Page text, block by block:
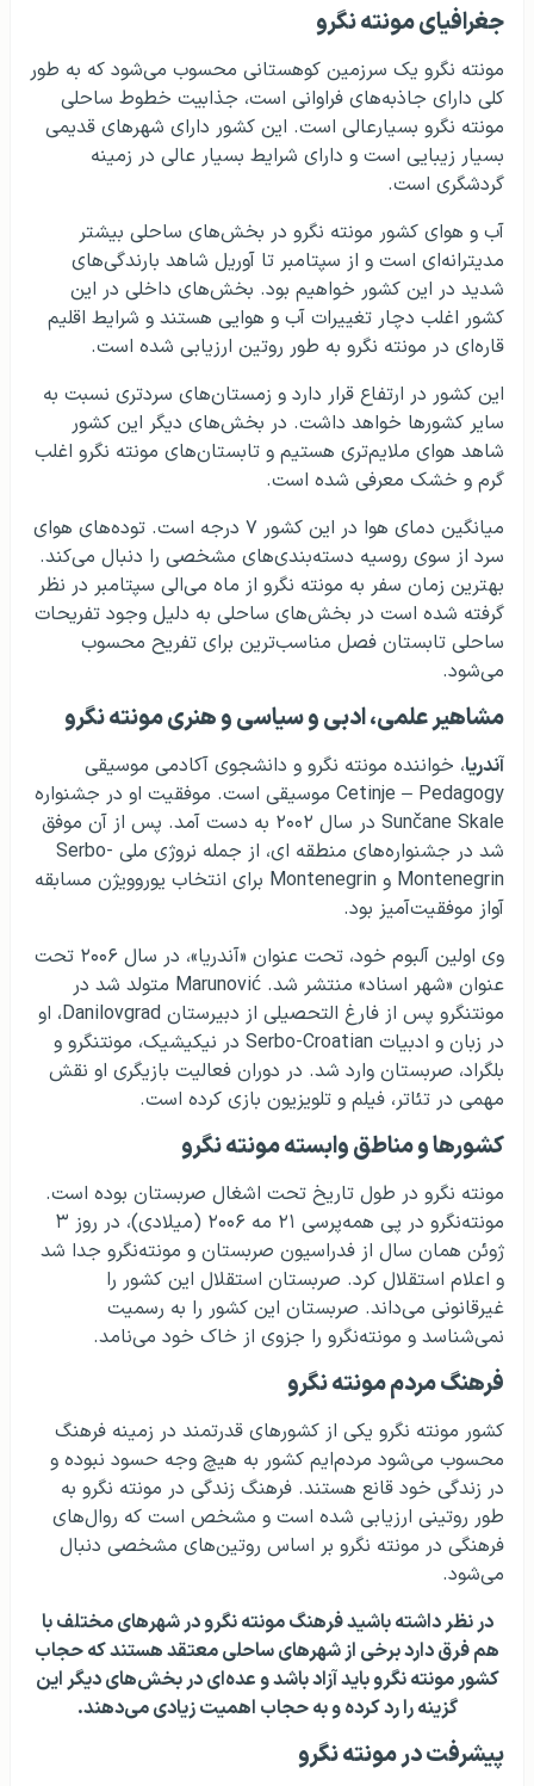
جغرافیای مونته نگرو
مونته نگرو یک سرزمین کوهستانی محسوب می‌شود که به طور
کلی دارای جاذبه‌های فراوانی است، جذابیت خطوط ساحلی
مونته نگرو بسیارعالی است. این کشور دارای شهرهای قدیمی
بسیار زیبایی است و دارای شرایط بسیار عالی در زمینه
گردشگری است.
آب و هوای کشور مونته نگرو در بخش‌های ساحلی بیشتر
مدیترانه‌ای است و از سپتامبر تا آوریل شاهد بارندگی‌های
شدید در این کشور خواهیم بود. بخش‌های داخلی در این
کشور اغلب دچار تغییرات آب و هوایی هستند و شرایط اقلیم
قاره‌ای در مونته نگرو به طور روتین ارزیابی شده است.
این کشور در ارتفاع قرار دارد و زمستان‌های سردتری نسبت به
سایر کشورها خواهد داشت. در بخش‌های دیگر این کشور
شاهد هوای ملایم‌تری هستیم و تابستان‌های مونته نگرو اغلب
گرم و خشک معرفی شده است.
میانگین دمای هوا در این کشور ۷ درجه است. توده‌های هوای
سرد از سوی روسیه دسته‌بندی‌های مشخصی را دنبال می‌کند.
بهترین زمان سفر به مونته نگرو از ماه می‌الی سپتامبر در نظر
گرفته شده است در بخش‌های ساحلی به دلیل وجود تفریحات
ساحلی تابستان فصل مناسب‌ترین برای تفریح محسوب
می‌شود.
مشاهیر علمی، ادبی و سیاسی و هنری مونته نگرو
آندریا، خواننده مونته نگرو و دانشجوی آکادمی موسیقی
Cetinje – Pedagogy موسیقی است. موفقیت او در جشنواره
Sunčane Skale در سال ۲۰۰۲ به دست آمد. پس از آن موفق
شد در جشنواره‌های منطقه ای، از جمله نروژی ملی Serbo-
Montenegrin و Montenegrin برای انتخاب یوروویژن مسابقه
آواز موفقیت‌آمیز بود.
وی اولین آلبوم خود، تحت عنوان «آندریا»، در سال ۲۰۰۶ تحت
عنوان «شهر اسناد» منتشر شد. Marunović متولد شد در
مونتنگرو پس از فارغ التحصیلی از دبیرستان Danilovgrad، او
در زبان و ادبیات Serbo-Croatian در نیکیشیک، مونتنگرو و
بلگراد، صربستان وارد شد. در دوران فعالیت بازیگری او نقش
مهمی در تئاتر، فیلم و تلویزیون بازی کرده است.
کشورها و مناطق وابسته مونته نگرو
مونته نگرو در طول تاریخ تحت اشغال صربستان بوده است.
مونته‌نگرو در پی همه‌پرسی ۲۱ مه ۲۰۰۶ (میلادی)، در روز ۳
ژوئن همان سال از فدراسیون صربستان و مونته‌نگرو جدا شد
و اعلام استقلال کرد. صربستان استقلال این کشور را
غیرقانونی می‌داند. صربستان این کشور را به رسمیت
نمی‌شناسد و مونته‌نگرو را جزوی از خاک خود می‌نامد.
فرهنگ مردم مونته نگرو
کشور مونته نگرو یکی از کشورهای قدرتمند در زمینه فرهنگ
محسوب می‌شود مردم‌ایم کشور به هیچ وجه حسود نبوده و
در زندگی خود قانع هستند. فرهنگ زندگی در مونته نگرو به
طور روتینی ارزیابی شده است و مشخص است که روال‌های
فرهنگی در مونته نگرو بر اساس روتین‌های مشخصی دنبال
می‌شود.
در نظر داشته باشید فرهنگ مونته نگرو در شهرهای مختلف با
هم فرق دارد برخی از شهرهای ساحلی معتقد هستند که حجاب
کشور مونته نگرو باید آزاد باشد و عده‌ای در بخش‌های دیگر این
گزینه را رد کرده و به حجاب اهمیت زیادی می‌دهند.
پیشرفت در مونته نگرو